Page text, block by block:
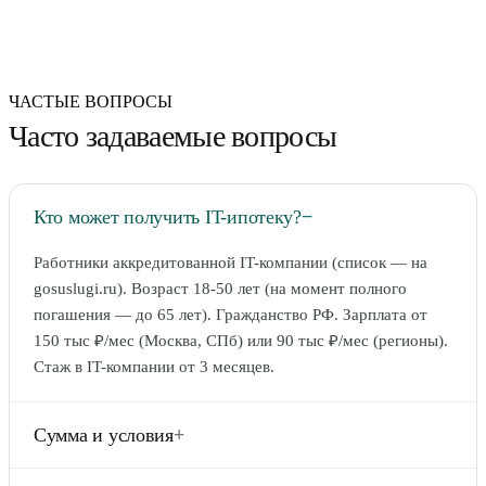
ЧАСТЫЕ ВОПРОСЫ
Часто задаваемые вопросы
Кто может получить IT-ипотеку?−
Работники аккредитованной IT-компании (список — на
gosuslugi.ru). Возраст 18-50 лет (на момент полного
погашения — до 65 лет). Гражданство РФ. Зарплата от
150 тыс ₽/мес (Москва, СПб) или 90 тыс ₽/мес (регионы).
Стаж в IT-компании от 3 месяцев.
Сумма и условия+